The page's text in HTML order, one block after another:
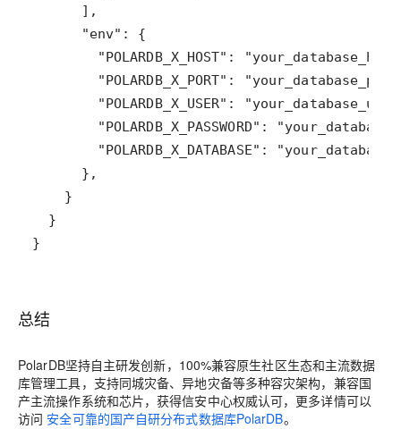
}
总结
PolarDB坚持自主研发创新，100%兼容原生社区生态和主流数据
库管理工具，支持同城灾备、异地灾备等多种容灾架构，兼容国
产主流操作系统和芯片，获得信安中心权威认可，更多详情可以
访问 安全可靠的国产自研分布式数据库PolarDB。